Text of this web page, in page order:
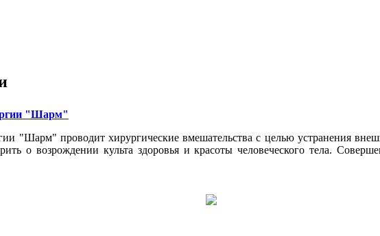
"Шарм"
"Шарм" проводит хирургические вмешательства с целью устранения
о возрождении культа здоровья и красоты человеческого тела.